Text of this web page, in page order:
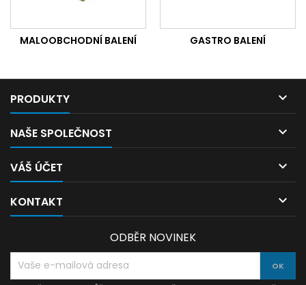
MALOOBCHODNÍ BALENÍ GASTRO BALENÍ
PRODUKTY 
NAŠE SPOLEČNOST 
VÁŠ ÚČET 
KONTAKT 
ODBĚR NOVINEK